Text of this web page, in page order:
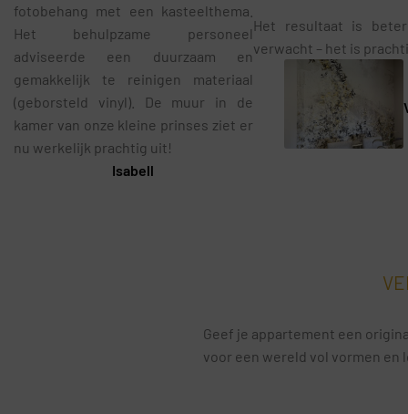
fotobehang met een kasteelthema.
Het behulpzame personeel
adviseerde een duurzaam en
gemakkelijk te reinigen materiaal
(geborsteld vinyl). De muur in de
kamer van onze kleine prinses ziet er
nu werkelijk prachtig uit!
Isabell
Het resultaat is
verwacht – het is
Geef je appartement een
voor een wereld vol vormen